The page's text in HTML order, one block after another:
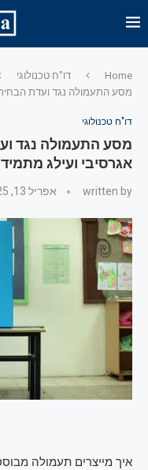
Home
דו"ח טכנולוגי
מסע התעמולה נגד ועדת
דו"ח טכנולוגי
מסע התעמולה נגד
אגרסיבי ועילג מתמיד
written by אפריל 13, 2025
איך מייצרים תעמולה